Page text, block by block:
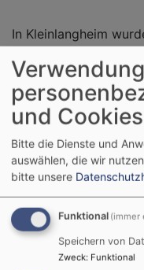
In Kleinlangheim
der Friedhof 1577 an
wurde die
Saalbaus sind
vorhanden.
Friedhofskapelle,
Kleinlangheim
Hauptstraße 2
und Cookies
Bitte die Dienste und
auswählen, die wir
bitte unsere
Funktional (immer
Speichern von
Zweck: Funktional